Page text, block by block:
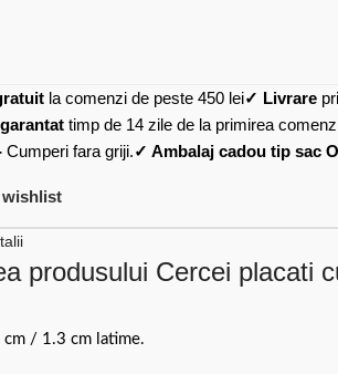
la comenzi de peste 450 lei✓ Livrare
timp de 14 zile de la primirea
Cumperi fara griji.✓ Ambalaj cadou tip sac
wishlist
produsului Cercei placati
cm / 1.3 cm latime.